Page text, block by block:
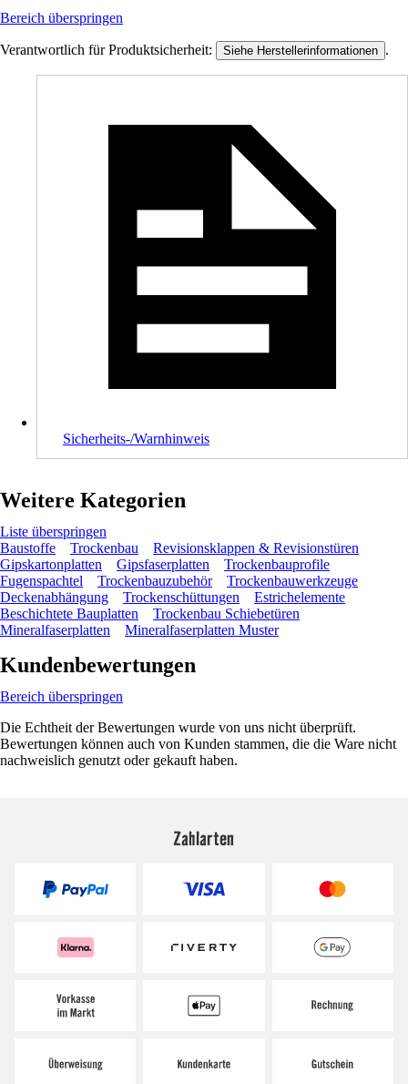
Bereich überspringen
Verantwortlich für Produktsicherheit: Siehe Herstellerinformationen .
Sicherheits-/Warnhinweis
Weitere Kategorien
Liste überspringen
Baustoffe
Trockenbau
Revisionsklappen & Revisionstüren
Gipskartonplatten
Gipsfaserplatten
Trockenbauprofile
Fugenspachtel
Trockenbauzubehör
Trockenbauwerkzeuge
Deckenabhängung
Trockenschüttungen
Estrichelemente
Beschichtete Bauplatten
Trockenbau Schiebetüren
Mineralfaserplatten
Mineralfaserplatten Muster
Kundenbewertungen
Bereich überspringen
Die Echtheit der Bewertungen wurde von uns nicht überprüft.
Bewertungen können auch von Kunden stammen, die die Ware nicht
nachweislich genutzt oder gekauft haben.
Zahlarten